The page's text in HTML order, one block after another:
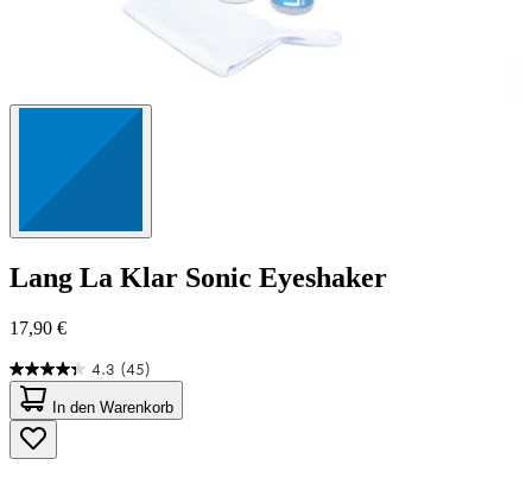
Lang La Klar Sonic Eyeshaker
17,90 €
4.3 (45)
4.3
von
5
Sternen.
45
In den Warenkorb